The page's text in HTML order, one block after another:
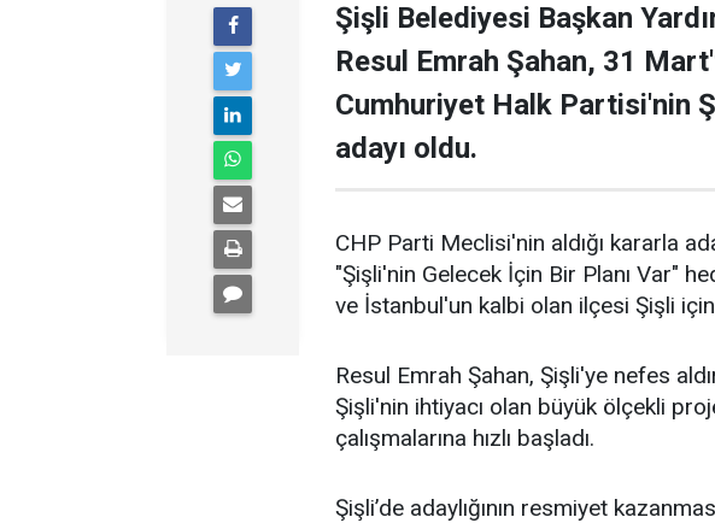
Şişli Belediyesi Başkan
Resul Emrah Şahan, 31
Cumhuriyet Halk Partisi'nin
adayı oldu.
CHP Parti Meclisi'nin aldığı kararla
"Şişli'nin Gelecek İçin Bir Planı Var"
ve İstanbul'un kalbi olan ilçesi Şişli için
Resul Emrah Şahan, Şişli'ye nefes
Şişli'nin ihtiyacı olan büyük ölçekli
çalışmalarına hızlı başladı.
Şişli’de adaylığının resmiyet